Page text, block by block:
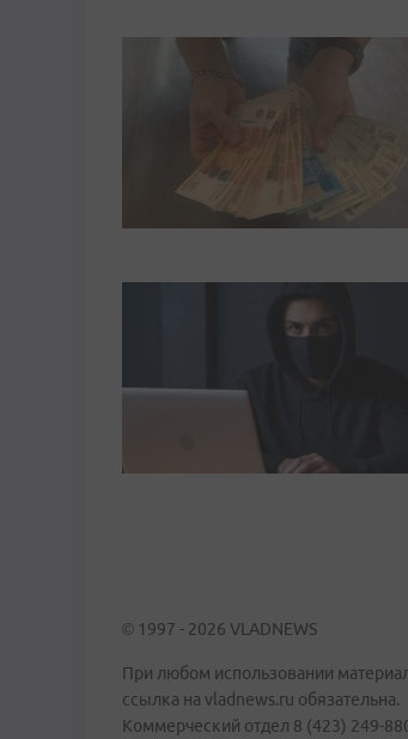
© 1997 - 2026 VLADNEWS
При любом использовании
ссылка на vladnews.ru обязательна.
Коммерческий отдел 8 (423) 249-